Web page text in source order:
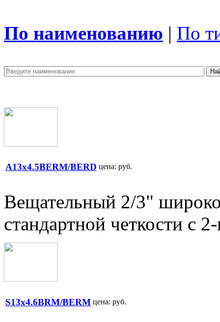
По наименованию | По
A13x4.5BERM/BERD цена: руб.
Вещательный 2/3"
стандартной четкости с
S13x4.6BRM/BERM цена: руб.